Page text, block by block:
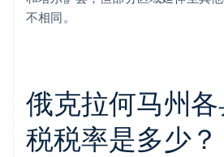
不相同。
俄克拉何马州
税税率是多少？